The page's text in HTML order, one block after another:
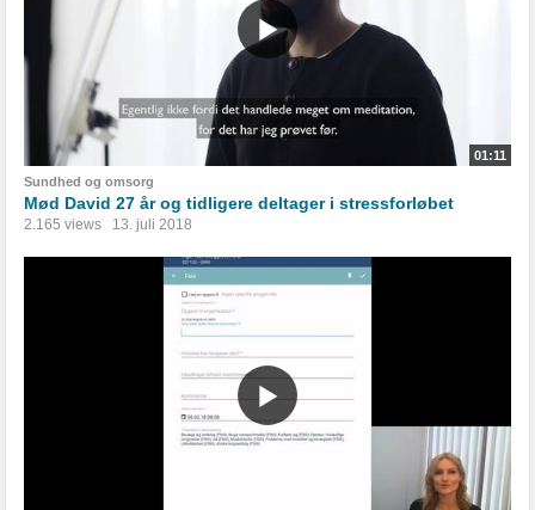
01:11
Sundhed og omsorg
Mød David 27 år og tidligere deltager i stressforløbet
2.165 views 13. juli 2018